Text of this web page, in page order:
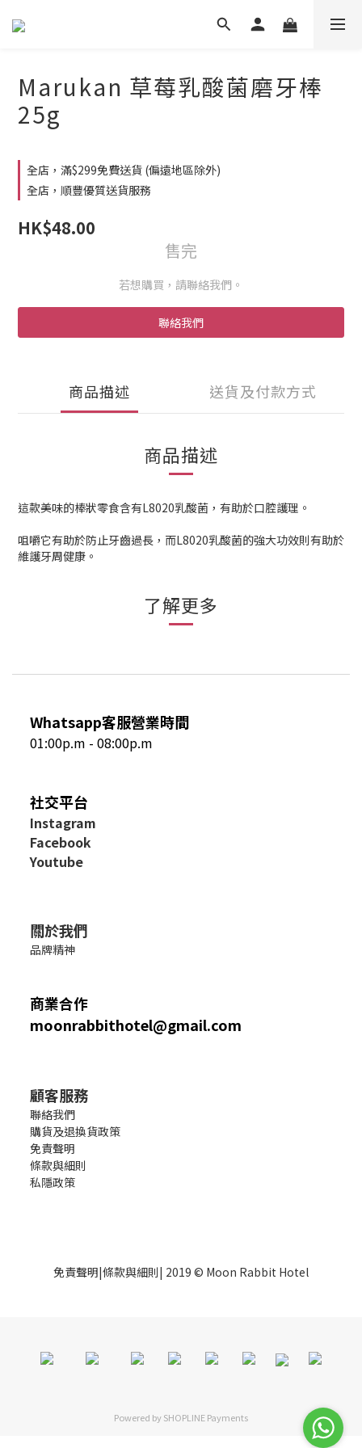
Marukan 草莓乳酸菌磨牙棒
25g
全店，滿$299免費送貨 (偏遠地區除外)
全店，順豐優質送貨服務
HK$48.00
售完
若想購買，請聯絡我們。
聯絡我們
商品描述 送貨及付款方式
商品描述
這款美味的棒狀零食含有L8020乳酸菌，有助於口腔護理。
咀嚼它有助於防止牙齒過長，而L8020乳酸菌的強大功效則有助於
維護牙周健康。
了解更多
Whatsapp客服營業時間
01:00p.m - 08:00p.m
社交平台
Instagram
Facebook
Youtube
關於我們
品牌精神
商業合作
moonrabbithotel@gmail.com
顧客服務
聯絡我們
購貨及退換貨政策
免責聲明
條款與細則
私隱政策
免責聲明|條款與細則| 2019 © Moon Rabbit Hotel
Powered bySHOPLINE Payments